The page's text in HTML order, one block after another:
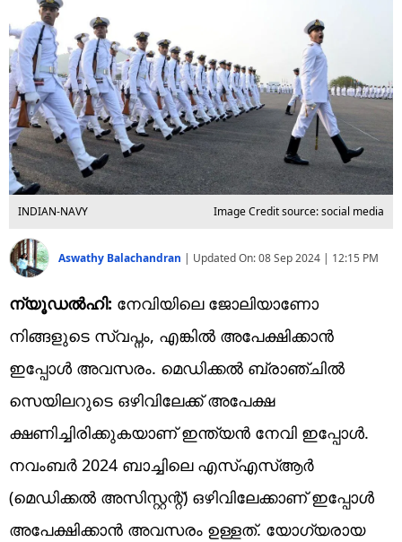
Web Story
Photo
Short Videos
INDIAN-NAVY Image Credit source: social media
Aswathy Balachandran | Updated On:08 Sep 2024 | 12:15 PM
ന്യൂഡൽഹി: നേവിയിലെ ജോലിയാണോ
നിങ്ങളുടെ സ്വപ്നം, എങ്കിൽ അപേക്ഷിക്കാൻ
ഇപ്പോൾ അവസരം. മെഡിക്കൽ ബ്രാഞ്ചിൽ
സെയിലറുടെ ഒഴിവിലേക്ക് അപേക്ഷ
ക്ഷണിച്ചിരിക്കുകയാണ് ഇന്ത്യൻ നേവി ഇപ്പോൾ.
നവംബർ 2024 ബാച്ചിലെ എസ്എസ്ആർ
(മെഡിക്കൽ അസിസ്റ്റന്റ്) ഒഴിവിലേക്കാണ് ഇപ്പോൾ
അപേക്ഷിക്കാൻ അവസരം ഉള്ളത്. യോ​ഗ്യരായ